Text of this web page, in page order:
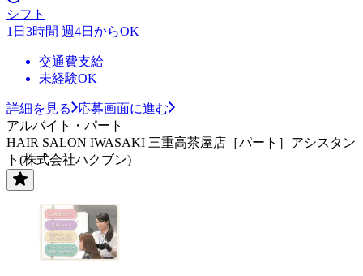
シフト
1日3時間 週4日からOK
交通費支給
未経験OK
詳細を見る
応募画面に進む
アルバイト・パート
HAIR SALON IWASAKI 三重高茶屋店［パート］アシスタン
ト(株式会社ハクブン)